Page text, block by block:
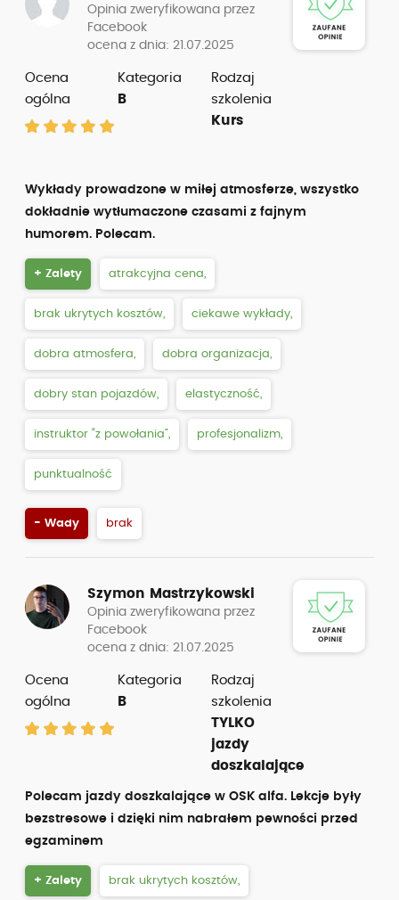
Opinia zweryfikowana przez
Facebook
ocena z dnia: 21.07.2025
Ocena
ogólna
Kategoria
B
Rodzaj
szkolenia
Kurs
Wykłady prowadzone w miłej atmosferze, wszystko
dokładnie wytłumaczone czasami z fajnym
humorem. Polecam.
+ Zalety atrakcyjna cena,
brak ukrytych kosztów, ciekawe wykłady,
dobra atmosfera, dobra organizacja,
dobry stan pojazdów, elastyczność,
instruktor “z powołania”, profesjonalizm,
punktualność
- Wady brak
Szymon Mastrzykowski
Opinia zweryfikowana przez
Facebook
ocena z dnia: 21.07.2025
Ocena
ogólna
Kategoria
B
Rodzaj
szkolenia
TYLKO
jazdy
doszkalające
Polecam jazdy doszkalające w OSK alfa. Lekcje były
bezstresowe i dzięki nim nabrałem pewności przed
egzaminem
+ Zalety brak ukrytych kosztów,